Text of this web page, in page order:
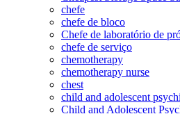
chefe
chefe de bloco
Chefe de laboratório de
chefe de serviço
chemotherapy
chemotherapy nurse
chest
child and adolescent
Child and Adolescent